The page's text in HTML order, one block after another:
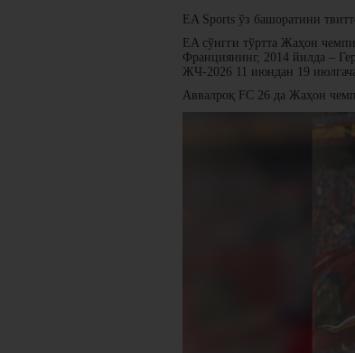
EA Sports ўз башоратини
EA сўнгги тўртта Жаҳон
Франциянинг, 2014 йилда –
ЖЧ-2026 11 июндан 19
Аввалроқ FC 26 да Жаҳон